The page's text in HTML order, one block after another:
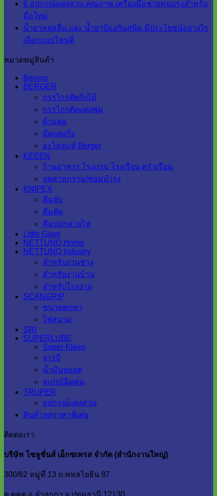
6 อุปกรณ์แต่งสวน คุณภาพ เครื่องมือช่วยทุ่นแรงสำหรับ
มือใหม่
น้ำยาหล่อลื่น และ น้ำยาป้องกันสนิม มีประโยชน์อย่างไร
เลือกแบบไหนดี
หมวดหมู่สินค้า
Benino
BERGER
กรรไกรตัดกิ่งไม้
กรรไกรตัดแต่งพุ่ม
ด้ามต่อ
มีดแต่งกิ่ง
อะไหล่แท้ Berger
KEEEN
ร้านอาหาร โรงแรม โรงเรียน ครัวเรือน
อุตสาหกรรม/ซ่อมบำรุง
KNIPEX
คีมจับ
คีมตัด
คีมปอกสายไฟ
Little Giant
NETTUNO Home
NETTUNO Industry
สำหรับงานช่าง
สำหรับงานบ้าน
สำหรับโรงงาน
SCANGRIP
ขนาดพกพา
ไฟสนาม
SRI
SUPERLUBE
Super Kleen
จารบี
น้ำมันหยอด
สเปรย์ฉีดพ่น
TRUPER
อุปกรณ์แต่งสวน
สินค้าลดราคาพิเศษ
ติดต่อเรา
บริษัท โซลูชั่นส์ เอ็กซเพรส จำกัด (สำนักงานใหญ่)
300/62 หมู่ที่ 13 ถ.พหลโยธิน 87
ต.คูคต อ.ลำลูกกา จ.ปทุมธานี 12130